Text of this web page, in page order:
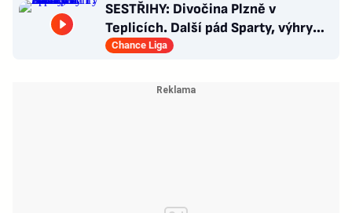
SESTŘIHY: Divočina Plzně v
Teplicích. Další pád Sparty, výhry
Slavie i Hradce s Baníkem
Chance Liga